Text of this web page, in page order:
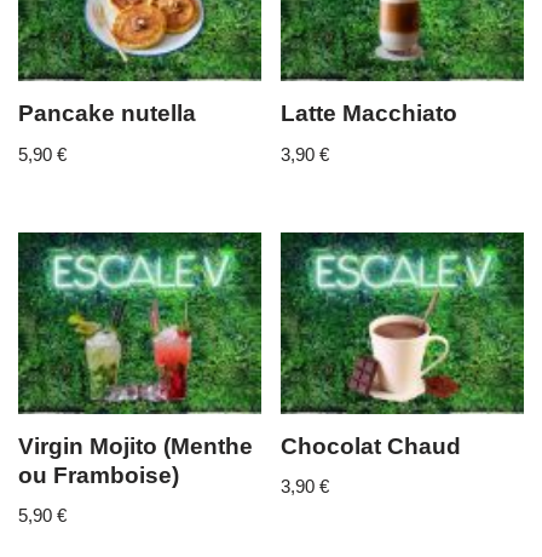
Pancake nutella
5,90 €
Latte Macchiato
3,90€
Virgin Mojito (Menthe
ou Framboise)
5,90 €
Chocolat Chaud
3,90€